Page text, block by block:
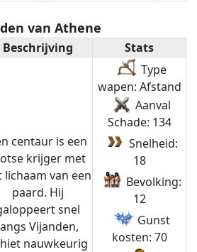
van Athene
Beschrijving Stats
centaur is een
krijger met
lichaam van een
paard. Hij
snel
Vijanden,
nauwkeurig
Type
wapen: Afstand
Aanval
Schade: 134
Snelheid:
18
Bevolking:
12
Gunst
kosten: 70